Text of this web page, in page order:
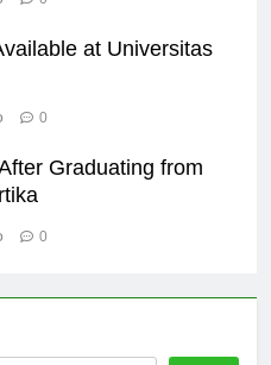
at Universitas
Graduating from